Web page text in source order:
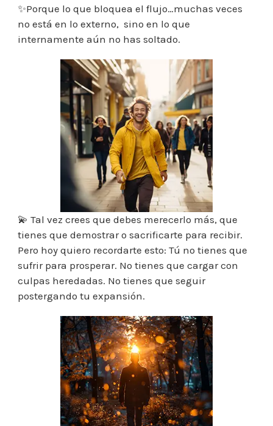
✨Porque lo que bloquea el flujo…muchas veces
no está en lo externo, sino en lo que
internamente aún no has soltado.
💫 Tal vez crees que debes merecerlo más, que
tienes que demostrar o sacrificarte para recibir.
Pero hoy quiero recordarte esto: Tú no tienes que
sufrir para prosperar. No tienes que cargar con
culpas heredadas. No tienes que seguir
postergando tu expansión.